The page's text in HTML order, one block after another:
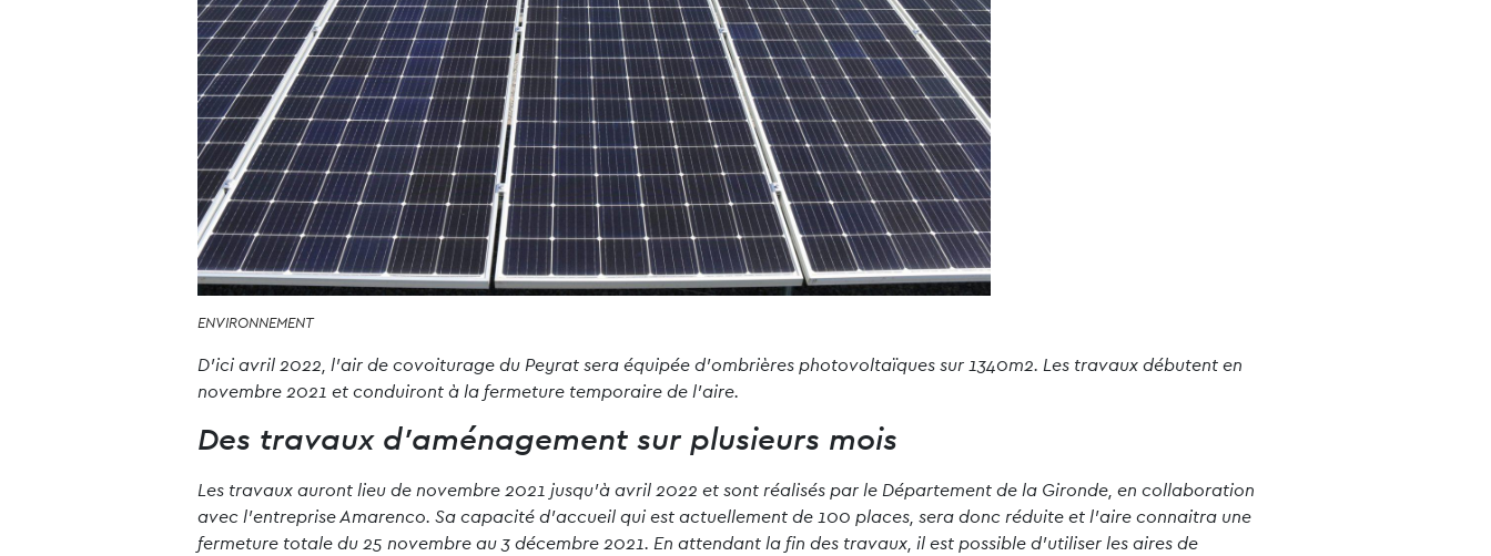
ENVIRONNEMENT
D’ici avril 2022, l’air de covoiturage du Peyrat sera équipée d’ombrières photovoltaïques sur 1340m2. Les travaux débutent en
novembre 2021 et conduiront à la fermeture temporaire de l’aire.
Des travaux d’aménagement sur plusieurs mois
Les travaux auront lieu de novembre 2021 jusqu’à avril 2022 et sont réalisés par le Département de la Gironde, en collaboration
avec l’entreprise Amarenco. Sa capacité d’accueil qui est actuellement de 100 places, sera donc réduite et l’aire connaitra une
fermeture totale du 25 novembre au 3 décembre 2021. En attendant la fin des travaux, il est possible d’utiliser les aires de